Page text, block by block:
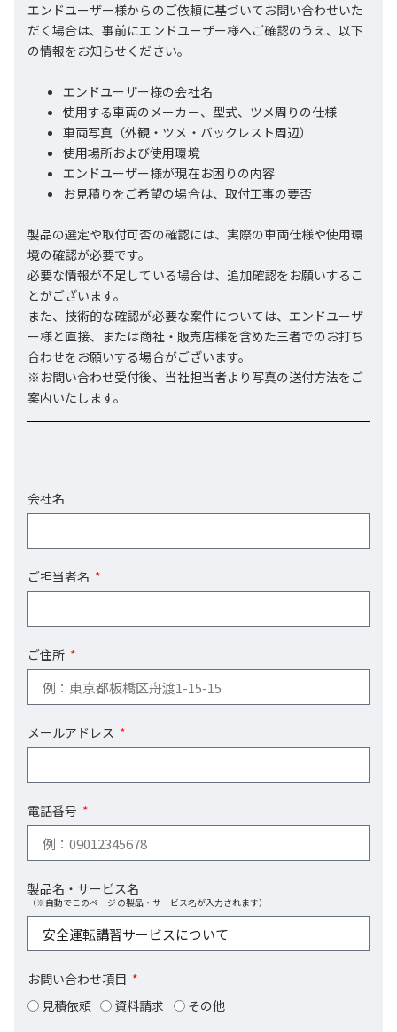
エンドユーザー様からのご依頼に基づいてお問い合わせいた
だく場合は、事前にエンドユーザー様へご確認のうえ、以下
の情報をお知らせください。
エンドユーザー様の会社名
使用する車両のメーカー、型式、ツメ周りの仕様
車両写真（外観・ツメ・バックレスト周辺）
使用場所および使用環境
エンドユーザー様が現在お困りの内容
お見積りをご希望の場合は、取付工事の要否
製品の選定や取付可否の確認には、実際の車両仕様や使用環
境の確認が必要です。
必要な情報が不足している場合は、追加確認をお願いするこ
とがございます。
また、技術的な確認が必要な案件については、エンドユーザ
ー様と直接、または商社・販売店様を含めた三者でのお打ち
合わせをお願いする場合がございます。
※お問い合わせ受付後、当社担当者より写真の送付方法をご
案内いたします。
会社名
ご担当者名
ご住所
メールアドレス
電話番号
製品名・サービス名
（※自動でこのページの製品・サービス名が入力されます）
お問い合わせ項目
見積依頼
資料請求 その他